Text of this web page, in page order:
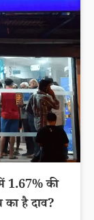
1.67% की
का है दाव?